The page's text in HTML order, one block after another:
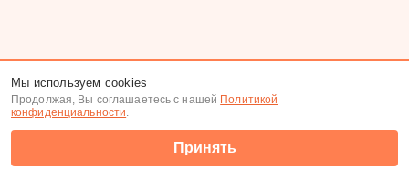
Мы используем cookies
Продолжая, Вы соглашаетесь с нашей Политикой
конфиденциальности.
Принять